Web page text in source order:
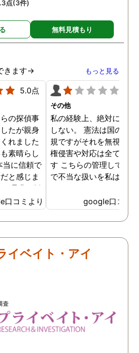
、次に進
たと思い
がとうご
点(3件)
無料見積もり
きます→ もっと見る
5.0点
の探偵事
たが親身
れました
素晴らし
当に信頼で
と感じま
も是非お勧
す。
口コミより
その他
私の経験上、絶対にお勧
しない。 憲法は国の最
規ですがそれを無視した
権侵害や対応は全て違法
す こちらの管理してい
で不当な扱いを私は受け
google口コミ
イベイト・アイ